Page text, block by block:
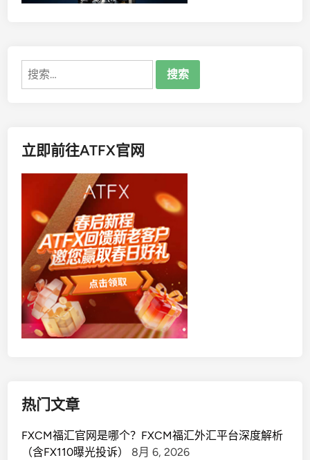
搜
索：
立即前往ATFX官网
热门文章
FXCM福汇官网是哪个？FXCM福汇外汇平台深度解析
（含FX110曝光投诉）
8月 6, 2026